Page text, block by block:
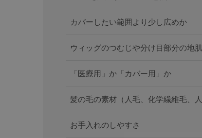
カバーしたい範囲より少し広めか
ウィッグのつむじや分け目部分の地
「医療用」か「カバー用」か
髪の毛の素材（人毛、化学繊維毛、
お手入れのしやすさ